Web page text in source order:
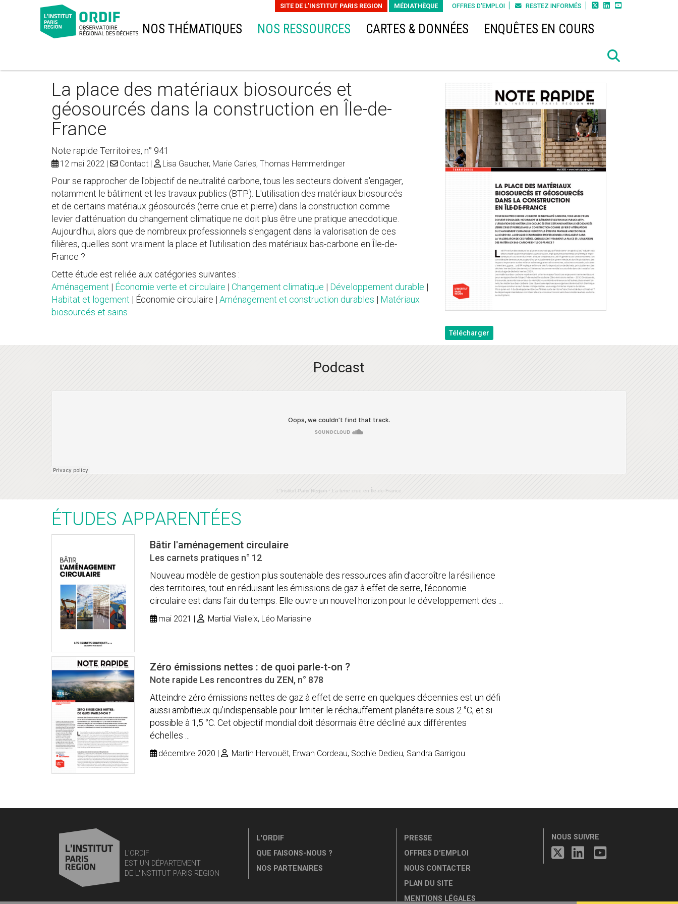
OFFRES D'EMPLOI RESTEZ INFORMÉS   
SITE DE L'INSTITUT PARIS REGION MÉDIATHÈQUE
NOS THÉMATIQUES NOS RESSOURCES CARTES & DONNÉES ENQUÊTES EN COURS
La place des matériaux biosourcés et
géosourcés dans la construction en Île-de-
France
Note rapide Territoires, n° 941
12 mai 2022 Contact Lisa Gaucher, Marie Carles, Thomas Hemmerdinger
Pour se rapprocher de l'objectif de neutralité carbone, tous les secteurs doivent s'engager,
notamment le bâtiment et les travaux publics (BTP). L'utilisation des matériaux biosourcés
et de certains matériaux géosourcés (terre crue et pierre) dans la construction comme
levier d'atténuation du changement climatique ne doit plus être une pratique anecdotique.
Aujourd'hui, alors que de nombreux professionnels s'engagent dans la valorisation de ces
filières, quelles sont vraiment la place et l'utilisation des matériaux bas-carbone en Île-de-
France ?
Cette étude est reliée aux catégories suivantes :
Aménagement | Économie verte et circulaire | Changement climatique | Développement durable |
Habitat et logement | Économie circulaire | Aménagement et construction durables | Matériaux
biosourcés et sains
Télécharger
Podcast
L'Institut Paris Region · La terre crue en Île-de-France
ÉTUDES APPARENTÉES
Bâtir l'aménagement circulaire
Les carnets pratiques n° 12
Nouveau modèle de gestion plus soutenable des ressources afin d’accroître la résilience
des territoires, tout en réduisant les émissions de gaz à effet de serre, l’économie
circulaire est dans l’air du temps. Elle ouvre un nouvel horizon pour le développement des ...
mai 2021 Martial Vialleix, Léo Mariasine
Zéro émissions nettes : de quoi parle-t-on ?
Note rapide Les rencontres du ZEN, n° 878
Atteindre zéro émissions nettes de gaz à effet de serre en quelques décennies est un défi
aussi ambitieux qu’indispensable pour limiter le réchauffement planétaire sous 2 °C, et si
possible à 1,5 °C. Cet objectif mondial doit désormais être décliné aux différentes
échelles ...
décembre 2020 Martin Hervouët, Erwan Cordeau, Sophie Dedieu, Sandra Garrigou
L'ORDIF
EST UN DÉPARTEMENT
DE L'INSTITUT PARIS REGION
L'ORDIF
QUE FAISONS-NOUS ?
NOS PARTENAIRES
PRESSE
OFFRES D'EMPLOI
NOUS CONTACTER
PLAN DU SITE
MENTIONS LÉGALES
NOUS SUIVRE